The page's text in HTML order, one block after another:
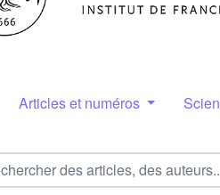
Articles et numéros